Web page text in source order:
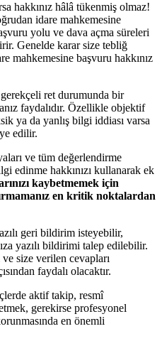
hakkınız hâlâ tükenmiş olmaz!
idare mahkemesine
yolu ve dava açma süreleri
Genelde karar size tebliğ
mahkemesine başvuru hakkınız
ret durumunda bir
faydalıdır. Özellikle objektif
ya da yanlış bilgi iddiası varsa
edilir.
ve tüm değerlendirme
edinme hakkınızı kullanarak ek
kaybetmemek için
en kritik noktalardan
geri bildirim isteyebilir,
yazılı bildirimi talep edilebilir.
ve size verilen cevapları
faydalı olacaktır.
aktif takip, resmî
gerekirse profesyonel
en önemli